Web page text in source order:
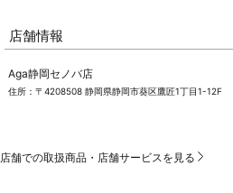
店舗情報
Aga静岡セノバ店
住所：〒4208508 静岡県静岡市葵区鷹匠1丁目1-12F
店舗での取扱商品・店舗サービスを見る